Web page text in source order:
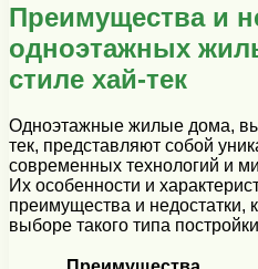
Преимущества и
одноэтажных
стиле хай-тек
Одноэтажные жилые дома,
тек, представляют собой
современных технологий и
Их особенности и
преимущества и недостатки,
выборе такого типа